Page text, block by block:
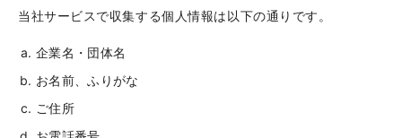
当社サービスで収集する個人情報は以下の通りです。
企業名・団体名
お名前、ふりがな
ご住所